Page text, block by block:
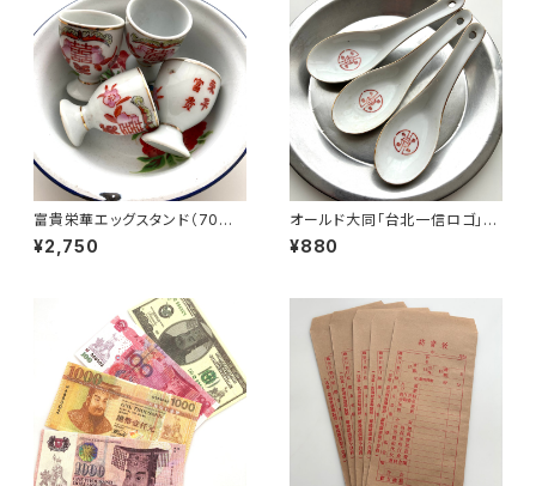
富貴栄華エッグスタンド（70年
代景徳鎮デッドストック）
¥2,750
オールド大同「台北一信ロゴ」レ
ンゲ
¥880